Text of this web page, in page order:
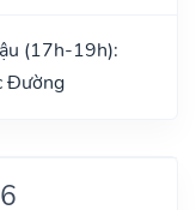
(17h-19h):
Đường